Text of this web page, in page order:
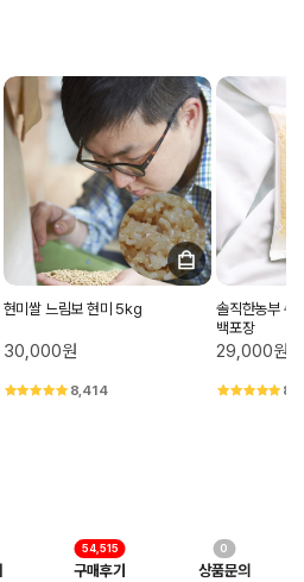
현미쌀 느림보 현미 5kg
30,000원
8,414
솔직한농부 순
백포장
29,000원
구매후기
54,515
상품문의
0